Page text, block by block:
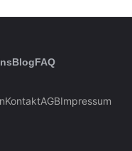
BlogFAQ
KontaktAGBImpressum